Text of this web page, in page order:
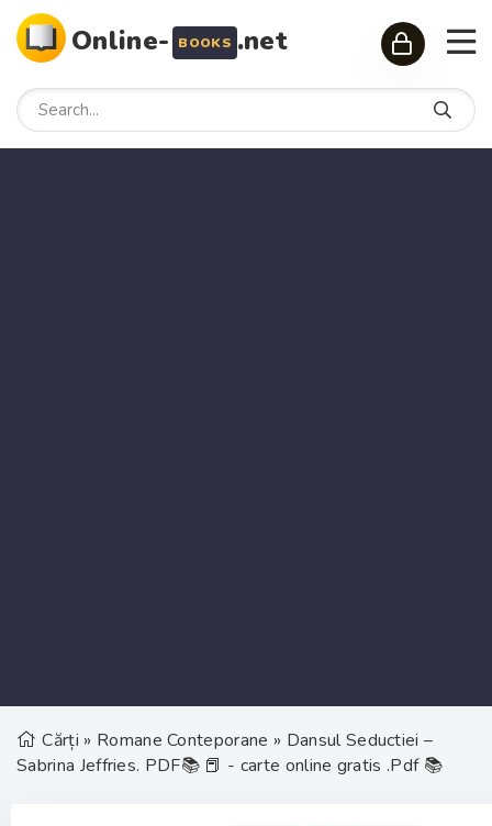
Online- BOOKS .net
Cărți » Romane Conteporane » Dansul Seductiei –
Sabrina Jeffries. PDF📚 📕 - carte online gratis .Pdf 📚